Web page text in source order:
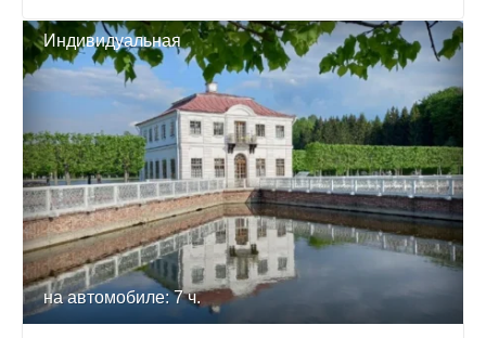
Индивидуальная
на автомобиле: 7 ч.